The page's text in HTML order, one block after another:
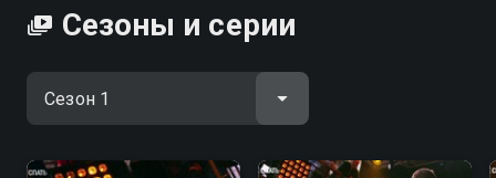
Сезоны и серии